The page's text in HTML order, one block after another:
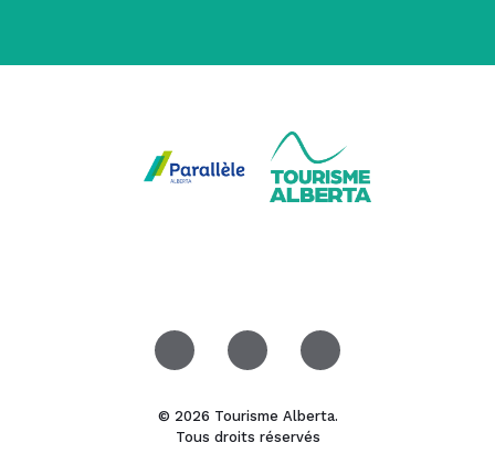
© 2026 Tourisme Alberta.
Tous droits réservés